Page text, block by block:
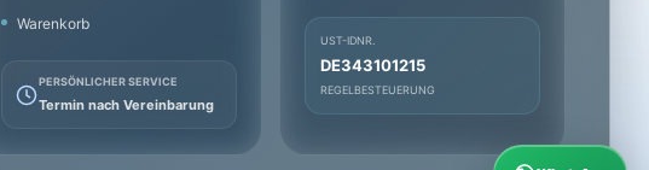
Warenkorb
PERSÖNLICHER SERVICE
Termin nach Vereinbarung
UST-IDNR.
DE343101215
REGELBESTEUERUNG